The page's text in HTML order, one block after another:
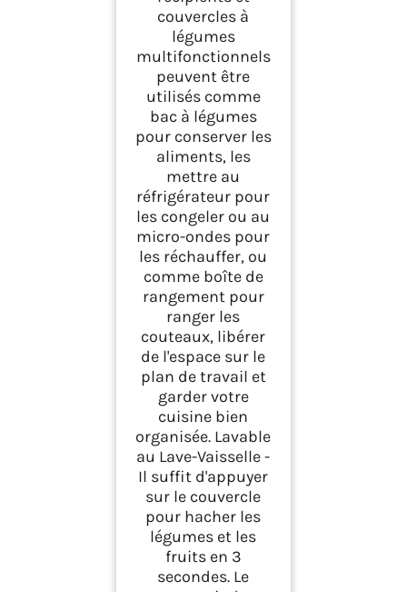
couvercles à
légumes
multifonctionnels
peuvent être
utilisés comme
bac à légumes
pour conserver les
aliments, les
mettre au
réfrigérateur pour
les congeler ou au
micro-ondes pour
les réchauffer, ou
comme boîte de
rangement pour
ranger les
couteaux, libérer
de l'espace sur le
plan de travail et
garder votre
cuisine bien
organisée. Lavable
au Lave-Vaisselle -
Il suffit d'appuyer
sur le couvercle
pour hacher les
légumes et les
fruits en 3
secondes. Le